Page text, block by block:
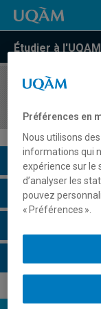
Étudier à l'UQAM
COURS//
Description du
Horaire - Été
Préférences en
Nous utilisons
informations qui
expérience sur le
d’analyser les
pouvez
« Préférences ».